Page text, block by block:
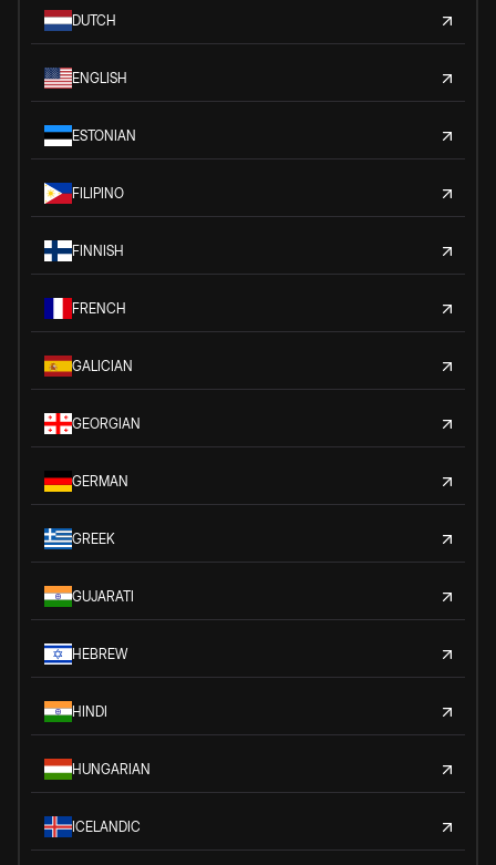
DUTCH
ENGLISH
ESTONIAN
FILIPINO
FINNISH
FRENCH
GALICIAN
GEORGIAN
GERMAN
GREEK
GUJARATI
HEBREW
HINDI
HUNGARIAN
ICELANDIC